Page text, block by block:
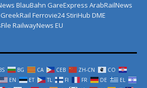
BlauBahn GareExpress ArabRailNews
GreekRail Ferrovie24 StiriHub DME
RailwayNews EU
BG CA CEB ZH-CN
CO
EN ET TL FI FR DE
EL